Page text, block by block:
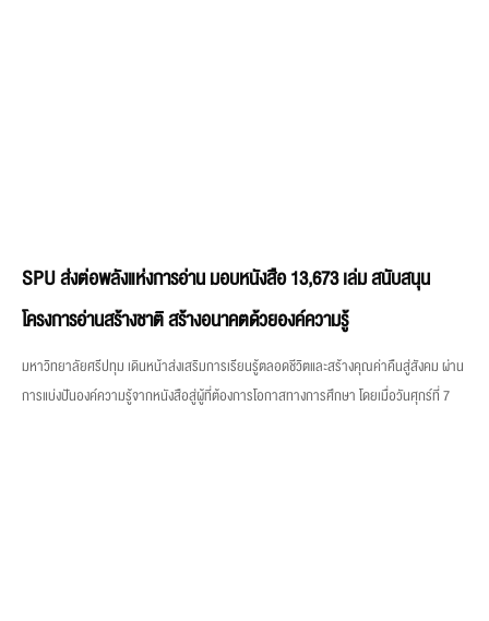
SPU ส่งต่อพลังแห่งการอ่าน มอบหนังสือ 13,673 เล่ม สนับสนุน
โครงการอ่านสร้างชาติ สร้างอนาคตด้วยองค์ความรู้
มหาวิทยาลัยศรีปทุม เดินหน้าส่งเสริมการเรียนรู้ตลอดชีวิตและสร้างคุณค่าคืนสู่สังคม ผ่าน
การแบ่งปันองค์ความรู้จากหนังสือสู่ผู้ที่ต้องการโอกาสทางการศึกษา โดยเมื่อวันศุกร์ที่ 7